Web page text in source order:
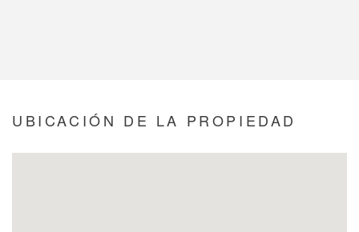
UBICACIÓN DE LA PROPIEDAD